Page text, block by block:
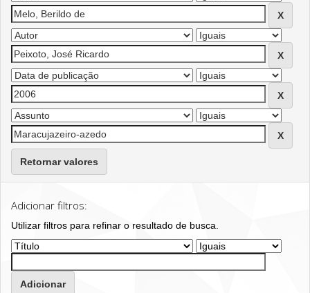
Retornar valores
Adicionar filtros:
Utilizar filtros para refinar o resultado de busca.